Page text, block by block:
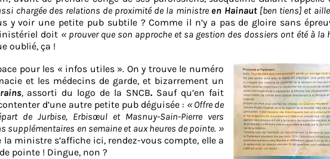
chargée des relations de proximité de la ministre en Hainaut[ben tiens] et
y voir une petite pub subtile ? Comme il n’y a pas de gloire sans
doit « prouver que son approche et sa gestion des dossiers ont été à la
oublié, ça !
pour les « infos utiles ». On y trouve le numéro
et les médecins de garde, et bizarrement un
, assorti du logo de la SNCB. Sauf qu’en fait
d’une autre petite pub déguisée : « Offre de
de Jurbise, Erbisœul et Masnuy-Sain-Pierre vers
supplémentaires en semaine et aux heures de pointe. »
ministre s’affiche ici, rendez-vous compte, elle a
pointe ! Dingue, non ?